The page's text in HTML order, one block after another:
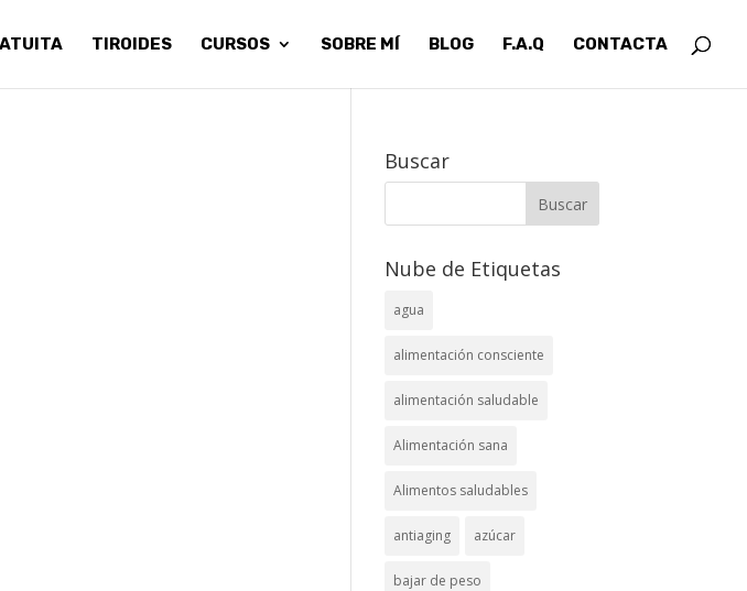
TIROIDES CURSOS SOBRE MÍ BLOG F.A.Q CONTACTA
Buscar
Nube de Etiquetas
agua
alimentación consciente
alimentación saludable
Alimentación sana
Alimentos saludables
antiaging azúcar
bajar de peso